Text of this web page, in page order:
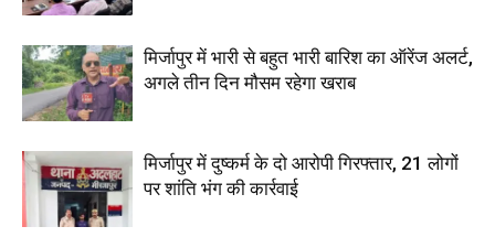
मिर्जापुर में भारी से बहुत भारी बारिश का ऑरेंज अलर्ट,
अगले तीन दिन मौसम रहेगा खराब
मिर्जापुर में दुष्कर्म के दो आरोपी गिरफ्तार, 21 लोगों
पर शांति भंग की कार्रवाई